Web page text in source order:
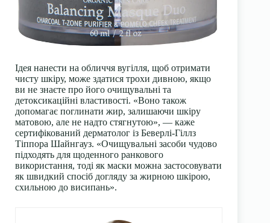
Ідея нанести на обличчя вугілля, щоб отримати
чисту шкіру, може здатися трохи дивною, якщо
ви не знаєте про його очищувальні та
детоксикаційні властивості. «Воно також
допомагає поглинати жир, залишаючи шкіру
матовою, але не надто стягнутою», — каже
сертифікований дерматолог із Беверлі-Гіллз
Тіппора Шайнгауз. «Очищувальні засоби чудово
підходять для щоденного ранкового
використання, тоді як маски можна застосовувати
як швидкий спосіб догляду за жирною шкірою,
схильною до висипань».